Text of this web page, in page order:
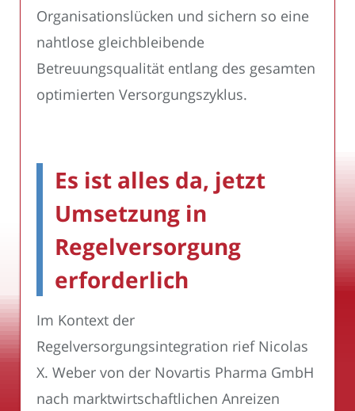
Organisationslücken und sichern so eine
nahtlose gleichbleibende
Betreuungsqualität entlang des gesamten
optimierten Versorgungszyklus.
Es ist alles da, jetzt
Umsetzung in
Regelversorgung
erforderlich
Im Kontext der
Regelversorgungsintegration rief Nicolas
X. Weber von der Novartis Pharma GmbH
nach marktwirtschaftlichen Anreizen